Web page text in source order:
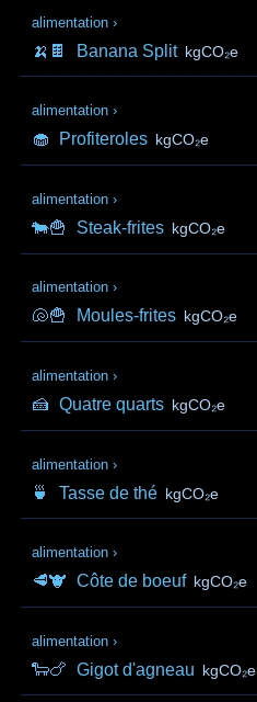
alimentation ›
🍌🍫 Banana Split kgCO₂e
alimentation ›
🧁 Profiteroles kgCO₂e
alimentation ›
🐄🍟 Steak-frites kgCO₂e
alimentation ›
🐚🍟 Moules-frites kgCO₂e
alimentation ›
🍰 Quatre quarts kgCO₂e
alimentation ›
🍵 Tasse de thé kgCO₂e
alimentation ›
🥩🐮 Côte de boeuf kgCO₂e
alimentation ›
🐑🍗 Gigot d'agneau kgCO₂e